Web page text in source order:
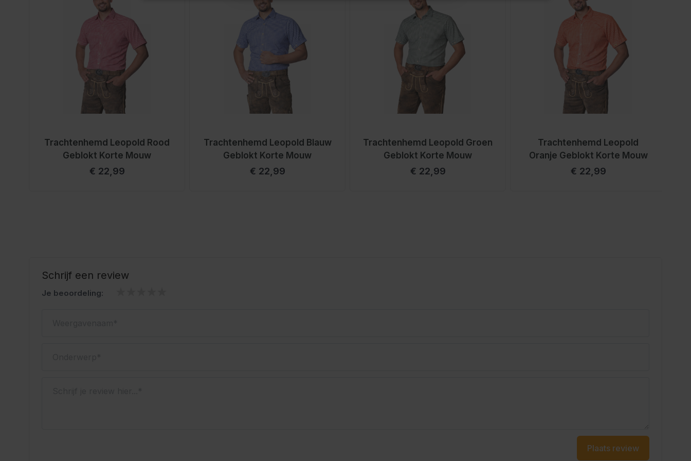
Trachtenhemd Leopold Rood
Geblokt Korte Mouw
€ 22,99
Trachtenhemd Leopold Blauw
Geblokt Korte Mouw
€ 22,99
Trachtenhemd Leopold Groen
Geblokt Korte Mouw
€ 22,99
Trachtenhemd Leopold
Oranje Geblokt Korte Mouw
€ 22,99
Schrijf een review
Je beoordeling:
Plaats review